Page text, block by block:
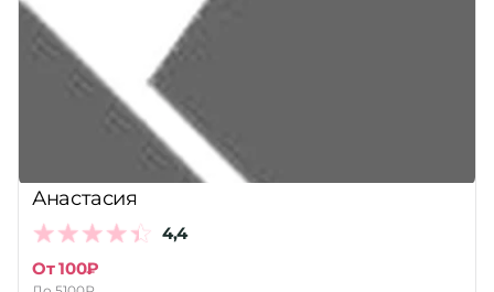
Анастасия
4,4
От 100₽